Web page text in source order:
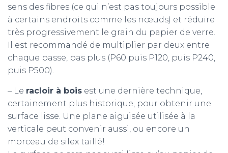
sens des fibres (ce qui n’est pas toujours possible
à certains endroits comme les nœuds) et réduire
très progressivement le grain du papier de verre.
Il est recommandé de multiplier par deux entre
chaque passe, pas plus (P60 puis P120, puis P240,
puis P500).
– Le racloir à bois est une dernière technique,
certainement plus historique, pour obtenir une
surface lisse. Une plane aiguisée utilisée à la
verticale peut convenir aussi, ou encore un
morceau de silex taillé!